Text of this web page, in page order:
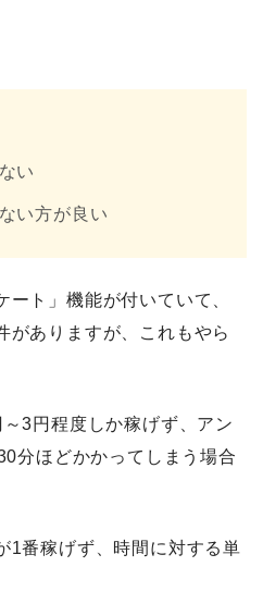
い
い方が良い
ト」機能が付いていて、
がありますが、これもやら
3円程度しか稼げず、アン
分ほどかかってしまう場合
1番稼げず、時間に対する単